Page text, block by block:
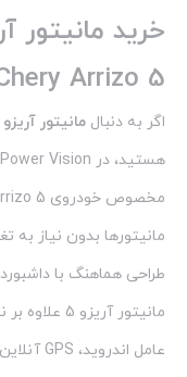
Arrizo 5
اگر به دنبال مانیتور آریزو 5
مانیتورها بدون نیاز
طراحی هماهنگ با
مانیتور